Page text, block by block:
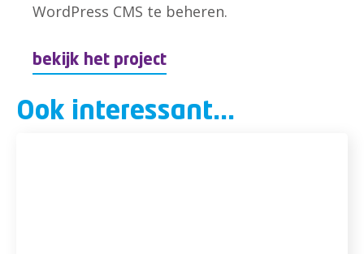
WordPress CMS te beheren.
bekijk het project
Ook interessant...